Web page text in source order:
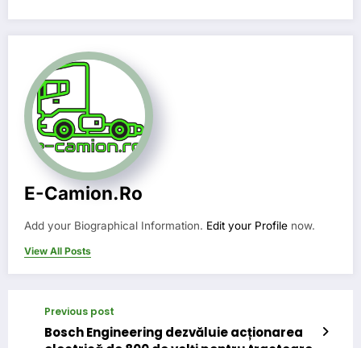
E-Camion.ro
Add your Biographical Information. Edit your Profile now.
View All Posts
Previous post
Bosch Engineering dezvăluie acționarea